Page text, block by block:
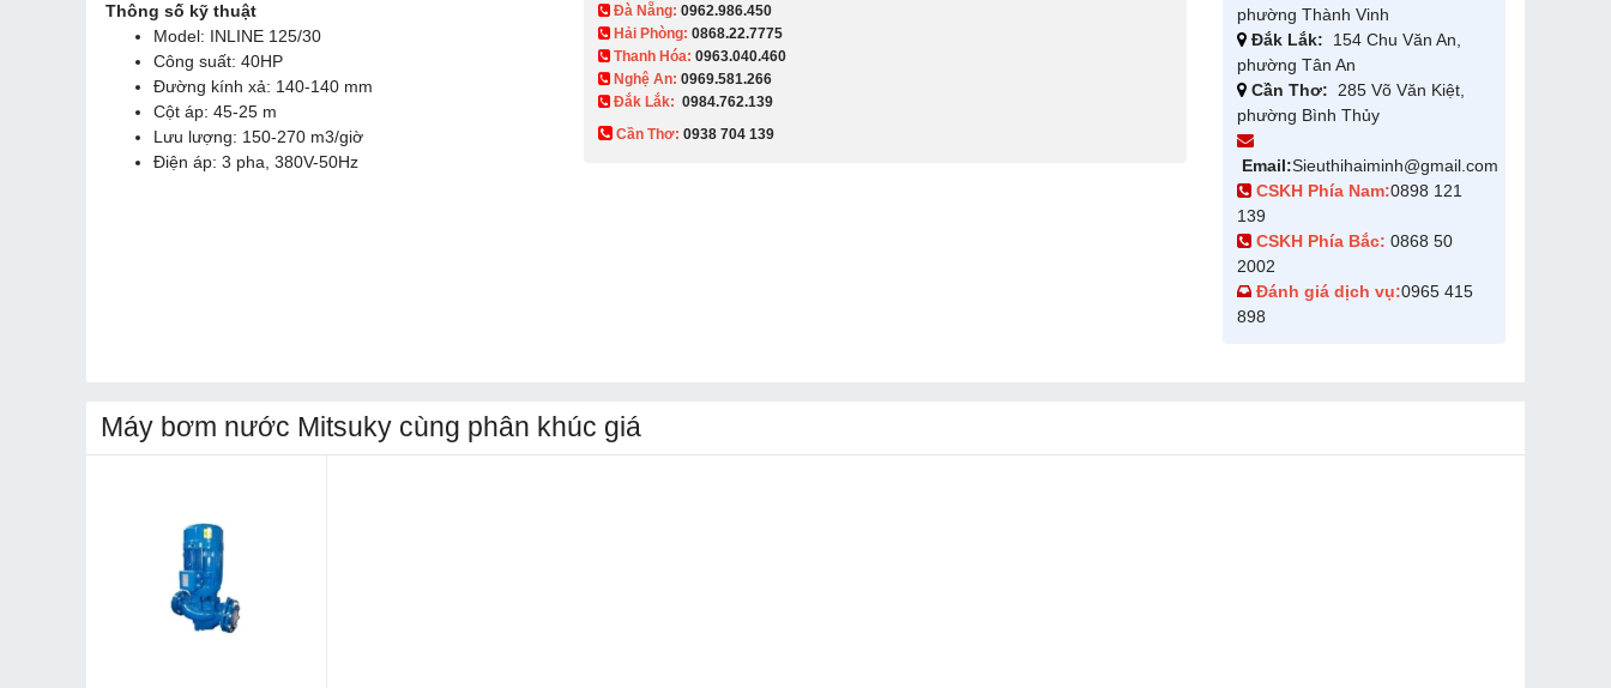
Thông số kỹ thuật
Model: INLINE 125/30
Công suất: 40HP
Đường kính xả: 140-140 mm
Cột áp: 45-25 m
Lưu lượng: 150-270 m3/giờ
Điện áp: 3 pha, 380V-50Hz
Đà Nẵng:0962.986.450
Hải Phòng:0868.22.7775
Thanh Hóa:0963.040.460
Nghệ An:0969.581.266
Đắk Lắk: 0984.762.139
Cần Thơ:0938 704 139​
phường Thành Vinh
Đắk Lắk: 154 Chu Văn An,
phường Tân An
Cần Thơ: 285 Võ Văn Kiệt,
phường Bình Thủy
Email:Sieuthihaiminh@gmail.com
CSKH Phía Nam:0898 121
139
CSKH Phía Bắc: 0868 50
2002
Đánh giá dịch vụ:0965 415
898
Máy bơm nước Mitsuky cùng phân khúc giá